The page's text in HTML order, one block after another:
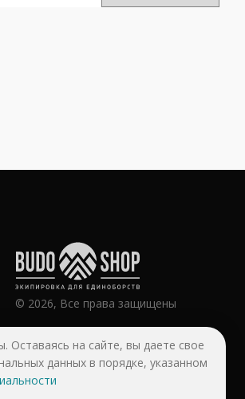
© 2026, Все права защищены
Оставаясь на сайте, вы даете свое
данных в порядке, указанном